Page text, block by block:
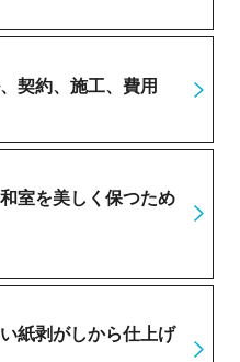
契約、施工、費用
室を美しく保つため
紙剥がしから仕上げ